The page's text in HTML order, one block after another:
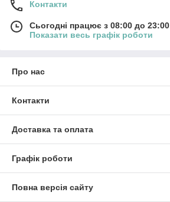
Контакти
Сьогодні працює з 08:00 до 23:00
Показати весь графік роботи
Про нас
Контакти
Доставка та оплата
Графік роботи
Повна версія сайту